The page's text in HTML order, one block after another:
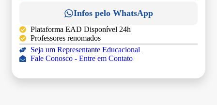
Infos pelo WhatsApp
Plataforma EAD Disponível 24h
Professores renomados
Seja um Representante Educacional
Fale Conosco - Entre em Contato